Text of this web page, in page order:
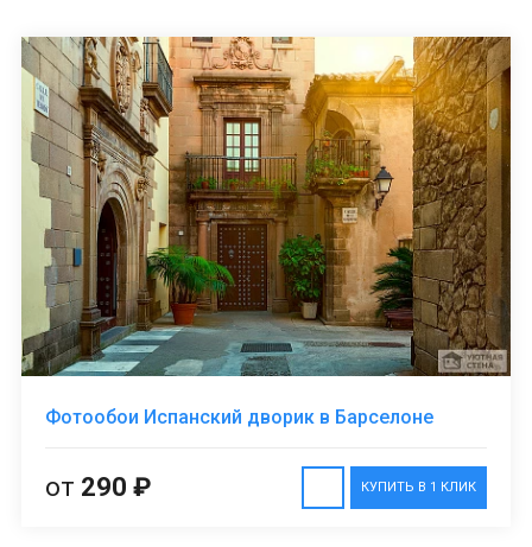
Фотообои Испанский дворик в Барселоне
КУПИТЬ В 1 КЛИК
от 290 ₽